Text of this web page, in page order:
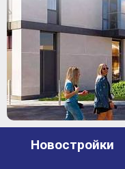
Новостройки